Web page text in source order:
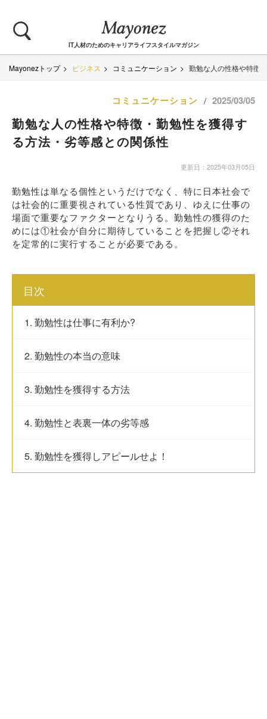
IT人材のためのキャリアライフスタイルマガジン
Mayonezトップ ビジネス コミュニケーション 勤勉な人の性格や特徴
コミュニケーション / 2025/03/05
勤勉な人の性格や特徴・勤勉性を獲得す
る方法・劣等感との関係性
更新日：2025年03月05日
勤勉性は単なる個性というだけでなく、特に日本社会で
は社会的に重要視されている性質であり、ゆえに仕事の
場面で重要なファクターとなりうる。勤勉性の獲得のた
めには①社会が自分に期待していることを把握し②それ
を定常的に実行することが必要である。
目次
1. 勤勉性は仕事に有利か?
2. 勤勉性の本当の意味
3. 勤勉性を獲得する方法
4. 勤勉性と表裏一体の劣等感
5. 勤勉性を獲得しアピールせよ！